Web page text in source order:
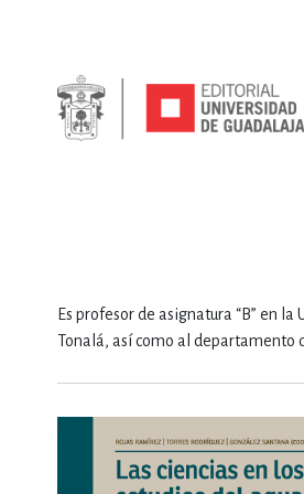
TODOS LOS
SOBRE NOSOTROS
Es profesor de asignatura “B” en
Tonalá, así como al departamento